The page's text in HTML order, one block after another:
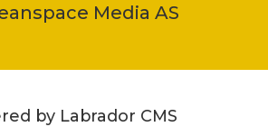
Media AS
by Labrador CMS